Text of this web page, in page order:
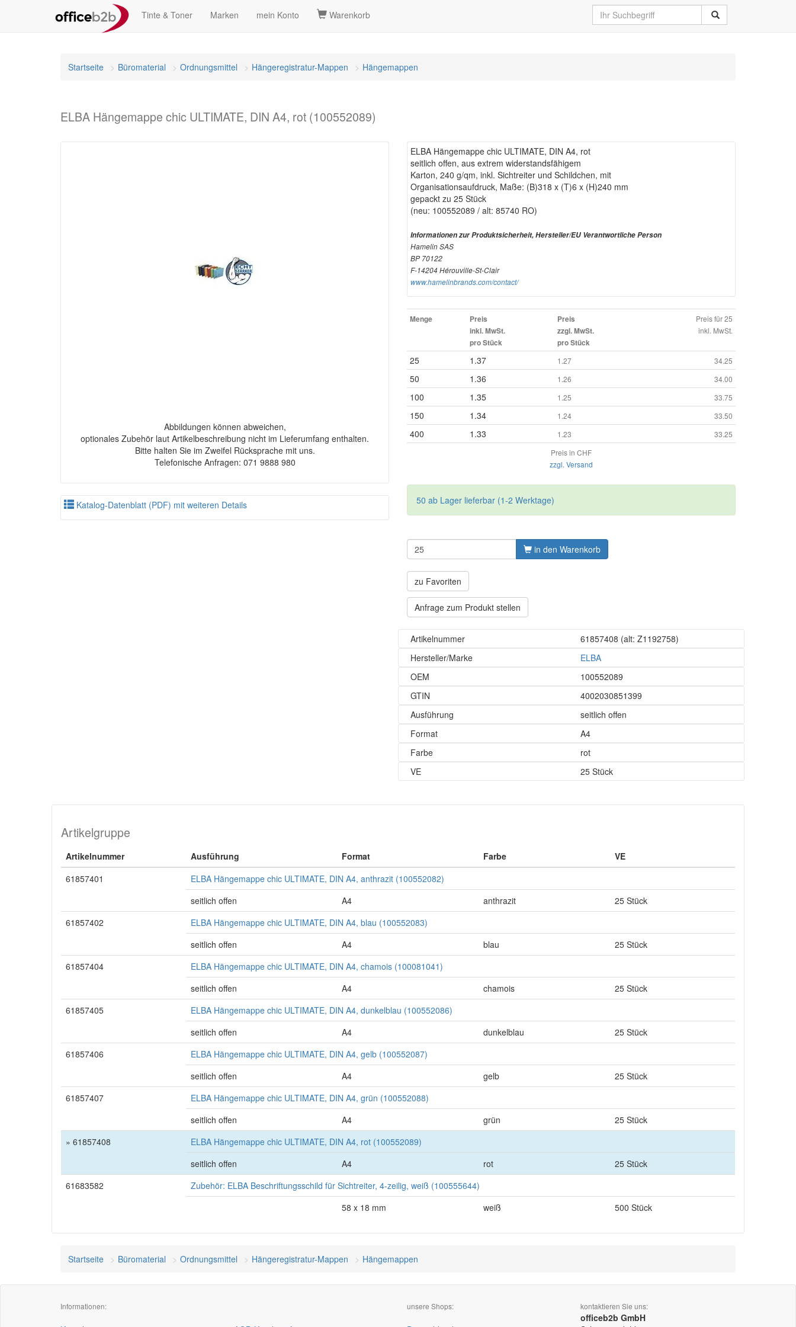
Tinte & Toner Marken mein Konto Warenkorb
Startseite Büromaterial Ordnungsmittel Hängeregistratur-Mappen Hängemappen
ELBA Hängemappe chic ULTIMATE, DIN A4, rot (100552089)
Abbildungen können abweichen,
optionales Zubehör laut Artikelbeschreibung nicht im Lieferumfang enthalten.
Bitte halten Sie im Zweifel Rücksprache mit uns.
Telefonische Anfragen: 071 9888 980
Katalog-Datenblatt (PDF) mit weiteren Details
ELBA Hängemappe chic ULTIMATE, DIN A4, rot
seitlich offen, aus extrem widerstandsfähigem
Karton, 240 g/qm, inkl. Sichtreiter und Schildchen, mit
Organisationsaufdruck, Maße: (B)318 x (T)6 x (H)240 mm
gepackt zu 25 Stück
(neu: 100552089 / alt: 85740 RO)
Informationen zur Produktsicherheit, Hersteller/EU Verantwortliche Person
Hamelin SAS
BP 70122
F-14204 Hérouville-St-Clair
www.hamelinbrands.com/contact/
Menge
Preis
inkl. MwSt.
pro Stück
Preis
zzgl. MwSt.
pro Stück
Preis für 25
inkl. MwSt.
25 1.37 1.27 34.25
50 1.36 1.26 34.00
100 1.35 1.25 33.75
150 1.34 1.24 33.50
400 1.33 1.23
33.25
Preis in CHF
zzgl. Versand
50 ab Lager lieferbar (1-2 Werktage)
in den Warenkorb
zu Favoriten
Anfrage zum Produkt stellen
Artikelnummer 61857408 (alt: Z1192758)
Hersteller/Marke
ELBA
OEM
100552089
GTIN
4002030851399
Ausführung
seitlich offen
Format
A4
Farbe
rot
VE
25 Stück
Artikelgruppe
Artikelnummer Ausführung Format Farbe
VE
61857401
ELBA Hängemappe chic ULTIMATE, DIN A4, anthrazit (100552082)
seitlich offen
A4 anthrazit
25 Stück
61857402
ELBA Hängemappe chic ULTIMATE, DIN A4, blau (100552083)
seitlich offen
A4 blau
25 Stück
61857404
ELBA Hängemappe chic ULTIMATE, DIN A4, chamois (100081041)
seitlich offen
A4 chamois
25 Stück
61857405
ELBA Hängemappe chic ULTIMATE, DIN A4, dunkelblau (100552086)
seitlich offen
A4 dunkelblau
25 Stück
61857406
ELBA Hängemappe chic ULTIMATE, DIN A4, gelb (100552087)
seitlich offen
A4 gelb
25 Stück
61857407
ELBA Hängemappe chic ULTIMATE, DIN A4, grün (100552088)
seitlich offen
A4 grün
25 Stück
» 61857408
ELBA Hängemappe chic ULTIMATE, DIN A4, rot (100552089)
seitlich offen
A4 rot
25 Stück
61683582
Zubehör: ELBA Beschriftungsschild für Sichtreiter, 4-zeilig, weiß (100555644)
58 x 18 mm
weiß 500 Stück
Startseite Büromaterial Ordnungsmittel Hängeregistratur-Mappen Hängemappen
Informationen: unsere Shops: kontaktieren Sie uns:
officeb2b GmbH